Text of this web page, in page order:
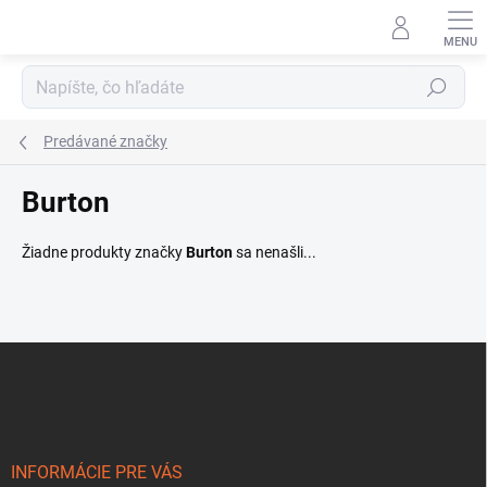
Hľadať
Predávané značky
Burton
Žiadne produkty značkyBurtonsa nenašli...
INFORMÁCIE PRE VÁS